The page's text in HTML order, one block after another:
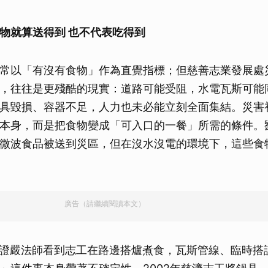
就算送得到 也不代表吃得到
以「有沒有食物」作為直覺指標；但慈善志業發展處
往往是更殘酷的現實：道路可能受阻，水電瓦斯可能
毀損、容器不足，人力也未必能立刻全面集結。災害
身，而是把食物變成「可入口的一餐」所需的條件。
波食品被送到災區，但在沒水沒電的環境下，這些食
廣告（請繼續閱讀本文）
嚴法師看到志工在路邊搭爐煮食，瓦斯管線、臨時搭